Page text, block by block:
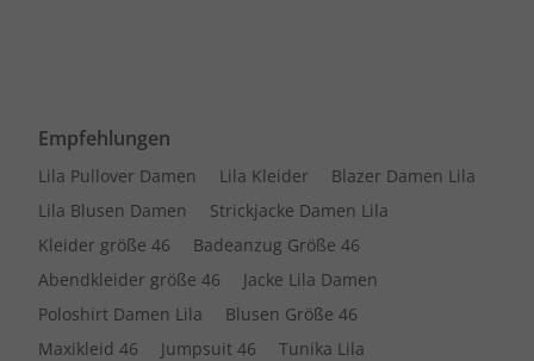
Empfehlungen
Lila Pullover Damen Lila Kleider
Blazer Damen Lila
Lila Blusen Damen
Strickjacke Damen Lila
Kleider größe 46
Badeanzug Größe 46
Abendkleider größe 46
Jacke Lila Damen
Poloshirt Damen Lila
Blusen Größe 46
Maxikleid 46
Jumpsuit 46
Tunika Lila